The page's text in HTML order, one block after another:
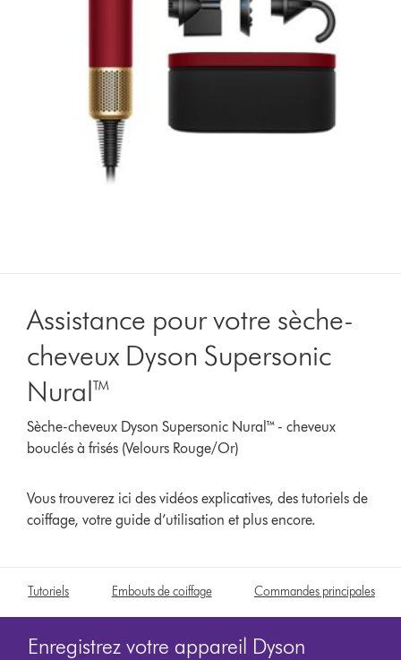
Assistance pour votre sèche-
cheveux Dyson Supersonic
Nural™
Sèche-cheveux Dyson Supersonic Nural™ - cheveux
bouclés à frisés (Velours Rouge/Or)
Vous trouverez ici des vidéos explicatives, des tutoriels de
coiffage, votre guide d’utilisation et plus encore.
Tutoriels Embouts de coiffage Commandes principales
Enregistrez votre appareil Dyson